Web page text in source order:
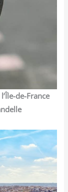
de-France